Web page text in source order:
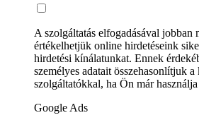
A szolgáltatás elfogadásával jobban
értékelhetjük online hirdetéseink
hirdetési kínálatunkat. Ennek
személyes adatait összehasonlítjuk
szolgáltatókkal, ha Ön már
Google Ads